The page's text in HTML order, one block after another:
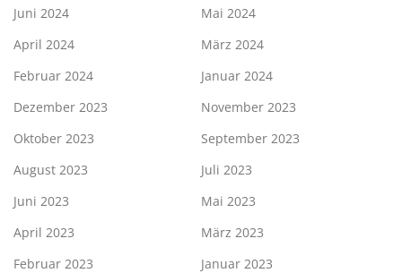
Juni 2024
Mai 2024
April 2024
März 2024
Februar 2024
Januar 2024
Dezember 2023
November 2023
Oktober 2023
September 2023
August 2023
Juli 2023
Juni 2023
Mai 2023
April 2023
März 2023
Februar 2023
Januar 2023